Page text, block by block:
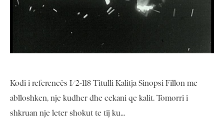
Kodi i referencës I/2-118 Titulli Kalitja Sinopsi Fillon me
ablloshken, nje kudher dhe cekani qe kalit. Tomorri i
shkruan nje leter shokut te tij ku...